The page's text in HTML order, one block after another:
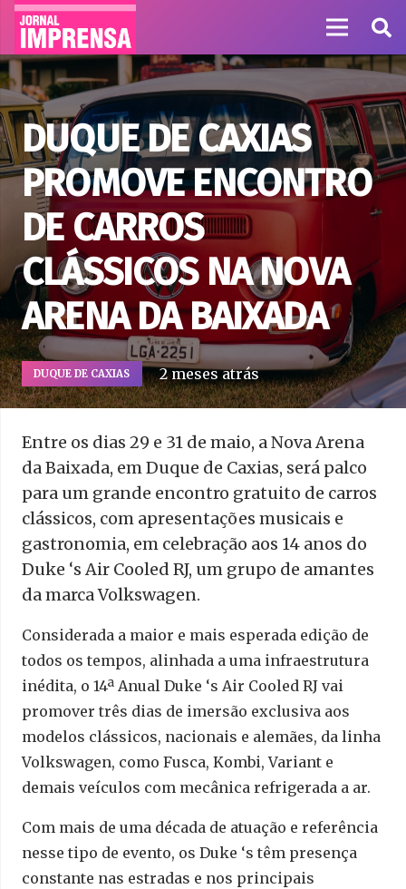
DUQUE DE CAXIAS
PROMOVE ENCONTRO
DE CARROS
CLÁSSICOS NA NOVA
ARENA DA BAIXADA
DUQUE DE CAXIAS 2 meses atrás
Entre os dias 29 e 31 de maio, a Nova Arena
da Baixada, em Duque de Caxias, será palco
para um grande encontro gratuito de carros
clássicos, com apresentações musicais e
gastronomia, em celebração aos 14 anos do
Duke ‘s Air Cooled RJ, um grupo de amantes
da marca Volkswagen.
Considerada a maior e mais esperada edição de
todos os tempos, alinhada a uma infraestrutura
inédita, o 14ª Anual Duke ‘s Air Cooled RJ vai
promover três dias de imersão exclusiva aos
modelos clássicos, nacionais e alemães, da linha
Volkswagen, como Fusca, Kombi, Variant e
demais veículos com mecânica refrigerada a ar.
Com mais de uma década de atuação e referência
nesse tipo de evento, os Duke ‘s têm presença
constante nas estradas e nos principais